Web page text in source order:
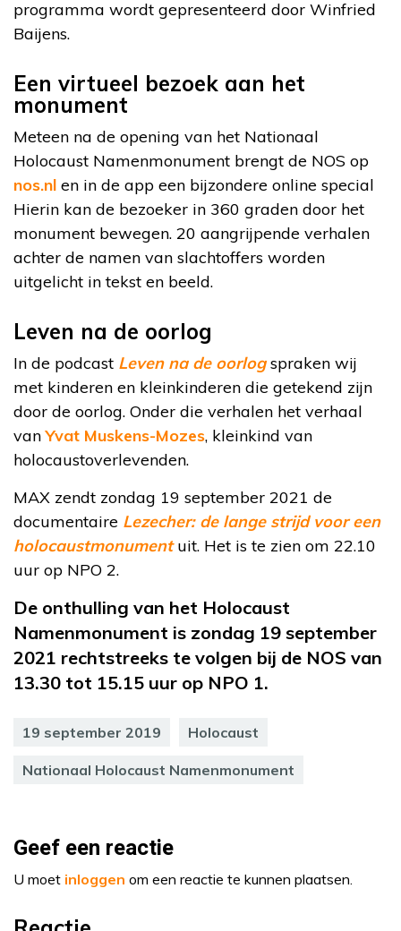
programma wordt gepresenteerd door Winfried
Baijens.
Een virtueel bezoek aan het
monument
Meteen na de opening van het Nationaal
Holocaust Namenmonument brengt de NOS op
nos.nl en in de app een bijzondere online special
Hierin kan de bezoeker in 360 graden door het
monument bewegen. 20 aangrijpende verhalen
achter de namen van slachtoffers worden
uitgelicht in tekst en beeld.
Leven na de oorlog
In de podcast Leven na de oorlogspraken wij
met kinderen en kleinkinderen die getekend zijn
door de oorlog. Onder die verhalen het verhaal
vanYvat Muskens-Mozes, kleinkind van
holocaustoverlevenden.
MAX zendt zondag 19 september 2021 de
documentaire Lezecher: de lange strijd voor een
holocaustmonumentuit. Het is te zien om 22.10
uur op NPO 2.
De onthulling van het Holocaust
Namenmonument is zondag 19 september
2021 rechtstreeks te volgen bij de NOS van
13.30 tot 15.15 uur op NPO 1.
19 september 2019 Holocaust
Nationaal Holocaust Namenmonument
Geef een reactie
U moet inloggen om een reactie te kunnen plaatsen.